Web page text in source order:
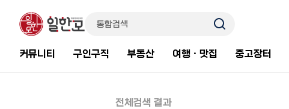
커뮤니티 구인구직 부동산 여행ㆍ맛집 중고장터
전체검색 결과